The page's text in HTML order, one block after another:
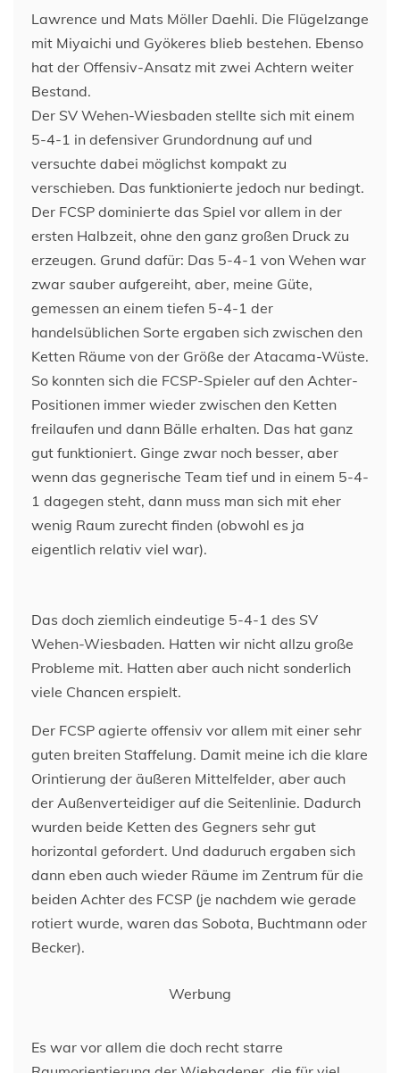
Lawrence und Mats Möller Daehli. Die Flügelzange
mit Miyaichi und Gyökeres blieb bestehen. Ebenso
hat der Offensiv-Ansatz mit zwei Achtern weiter
Bestand.
Der SV Wehen-Wiesbaden stellte sich mit einem
5-4-1 in defensiver Grundordnung auf und
versuchte dabei möglichst kompakt zu
verschieben. Das funktionierte jedoch nur bedingt.
Der FCSP dominierte das Spiel vor allem in der
ersten Halbzeit, ohne den ganz großen Druck zu
erzeugen. Grund dafür: Das 5-4-1 von Wehen war
zwar sauber aufgereiht, aber, meine Güte,
gemessen an einem tiefen 5-4-1 der
handelsüblichen Sorte ergaben sich zwischen den
Ketten Räume von der Größe der Atacama-Wüste.
So konnten sich die FCSP-Spieler auf den Achter-
Positionen immer wieder zwischen den Ketten
freilaufen und dann Bälle erhalten. Das hat ganz
gut funktioniert. Ginge zwar noch besser, aber
wenn das gegnerische Team tief und in einem 5-4-
1 dagegen steht, dann muss man sich mit eher
wenig Raum zurecht finden (obwohl es ja
eigentlich relativ viel war).
Das doch ziemlich eindeutige 5-4-1 des SV
Wehen-Wiesbaden. Hatten wir nicht allzu große
Probleme mit. Hatten aber auch nicht sonderlich
viele Chancen erspielt.
Der FCSP agierte offensiv vor allem mit einer sehr
guten breiten Staffelung. Damit meine ich die klare
Orintierung der äußeren Mittelfelder, aber auch
der Außenverteidiger auf die Seitenlinie. Dadurch
wurden beide Ketten des Gegners sehr gut
horizontal gefordert. Und daduruch ergaben sich
dann eben auch wieder Räume im Zentrum für die
beiden Achter des FCSP (je nachdem wie gerade
rotiert wurde, waren das Sobota, Buchtmann oder
Becker).
Werbung
Es war vor allem die doch recht starre